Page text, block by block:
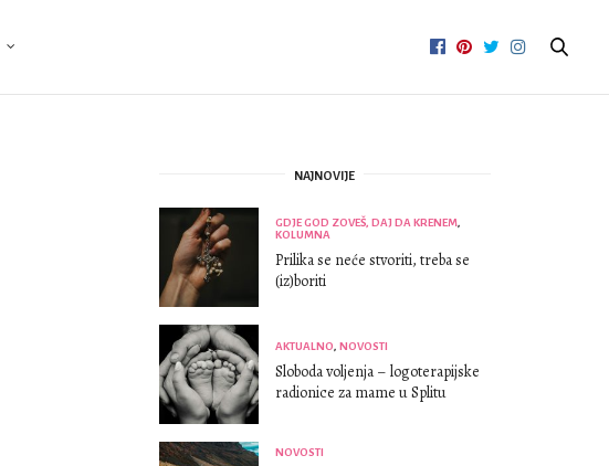
NAJNOVIJE
GDJE GOD ZOVEŠ, DAJ DA KRENEM,
KOLUMNA
Prilika se neće stvoriti, treba se
(iz)boriti
AKTUALNO, NOVOSTI
Sloboda voljenja – logoterapijske
radionice za mame u Splitu
NOVOSTI